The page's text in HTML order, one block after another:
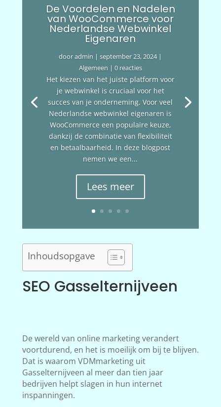
De Voordelen en Nadelen
van WooCommerce voor
Nederlandse Webwinkel
Eigenaren
dooradmin |september 23, 2024|
Algemeen | 0 reacties
Het kiezen van het juiste platform voor
je webwinkel is cruciaal voor het
succes van je onderneming. Voor veel
Nederlandse webwinkel eigenaren is
WooCommerce een populaire keuze,
dankzij de combinatie van flexibiliteit
en betaalbaarheid. In deze blogpost
nemen we een...
Lees meer
Inhoudsopgave
SEO Gasselternijveen
De wereld van online marketing verandert
voortdurend, en het is moeilijk om bij te blijven.
Dat is waarom VDMmarketing uit
Gasselternijveen al meer dan tien jaar
bedrijven helpt slagen in hun internet
inspanningen.